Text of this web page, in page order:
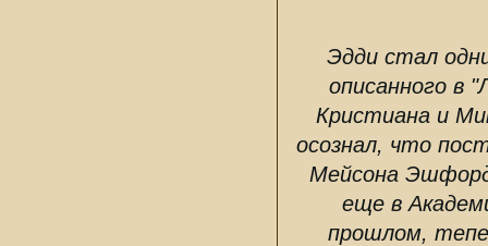
Эдди стал
описанного в
Кристиана и
осознал, что
Мейсона
еще в
прошлом,